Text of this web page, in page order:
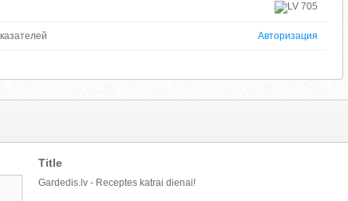
705
Авторизация
Title
Gardedis.lv - Receptes katrai dienai!